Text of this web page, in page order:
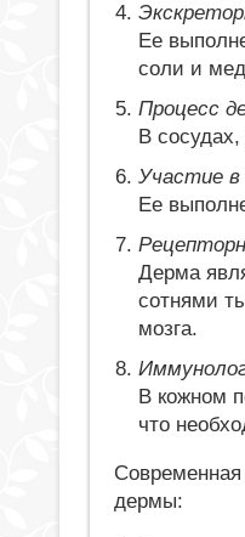
Ее
соли и
Процесс
В
Участие в
Ее
Дерма
сотнями
мозга.
В кожном
что
дермы: